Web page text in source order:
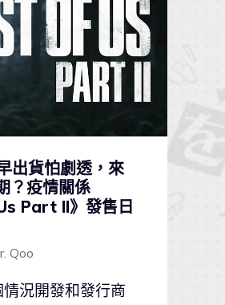
出貨怕劇透，來
？疫情關係
Part II》發售日
Qoo
況開發和發行商